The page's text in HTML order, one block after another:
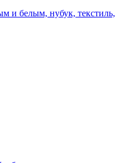
и белым, нубук, текстиль,